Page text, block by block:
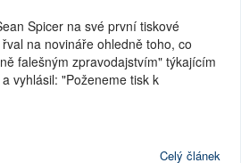
Spicer na své první tiskové
na novináře ohledně toho, co
falešným zpravodajstvím" týkajícím
vyhlásil: "Poženeme tisk k
Celý článek